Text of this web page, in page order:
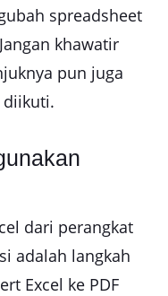
spreadsheet
khawatir
pun juga
diikuti.
dari perangkat
adalah langkah
Excel ke PDF